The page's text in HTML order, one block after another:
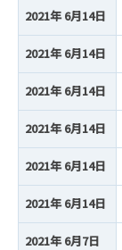
2021年 6月14日
2021年 6月14日
2021年 6月14日
2021年 6月14日
2021年 6月14日
2021年 6月14日
2021年 6月7日